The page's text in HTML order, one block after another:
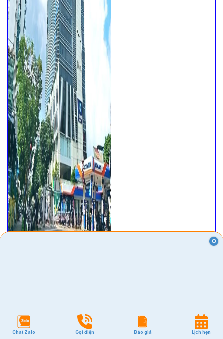
Chat Zalo Gọi điện Báo giá Lịch hẹn
0